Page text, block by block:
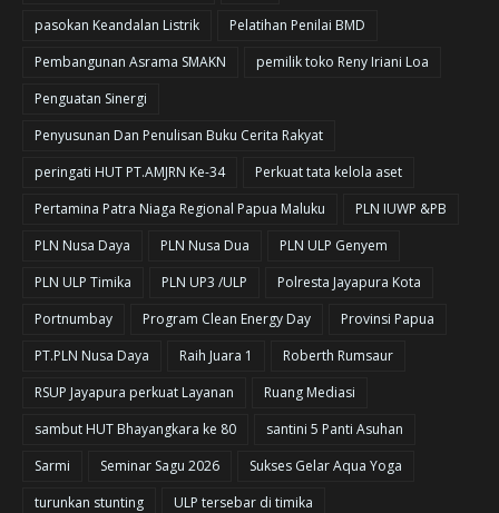
pasokan Keandalan Listrik
Pelatihan Penilai BMD
Pembangunan Asrama SMAKN
pemilik toko Reny Iriani Loa
Penguatan Sinergi
Penyusunan Dan Penulisan Buku Cerita Rakyat
peringati HUT PT.AMJRN Ke-34
Perkuat tata kelola aset
Pertamina Patra Niaga Regional Papua Maluku
PLN IUWP &PB
PLN Nusa Daya
PLN Nusa Dua
PLN ULP Genyem
PLN ULP Timika
PLN UP3 /ULP
Polresta Jayapura Kota
Portnumbay
Program Clean Energy Day
Provinsi Papua
PT.PLN Nusa Daya
Raih Juara 1
Roberth Rumsaur
RSUP Jayapura perkuat Layanan
Ruang Mediasi
sambut HUT Bhayangkara ke 80
santini 5 Panti Asuhan
Sarmi
Seminar Sagu 2026
Sukses Gelar Aqua Yoga
turunkan stunting
ULP tersebar di timika